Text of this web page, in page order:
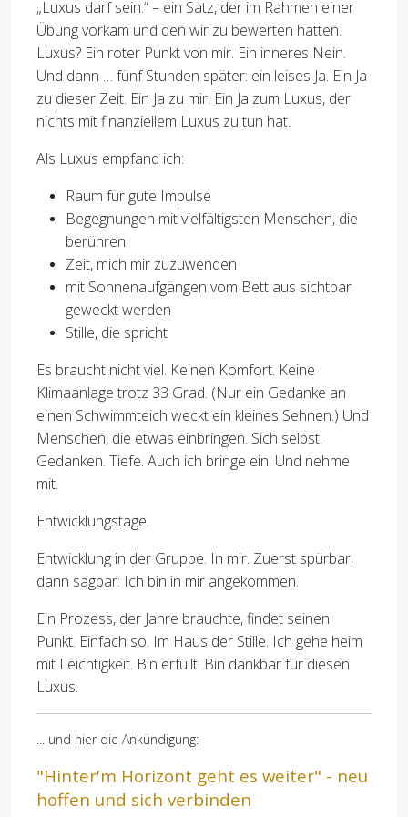
„Luxus darf sein.“ – ein Satz, der im Rahmen einer
Übung vorkam und den wir zu bewerten hatten.
Luxus? Ein roter Punkt von mir. Ein inneres Nein.
Und dann … fünf Stunden später: ein leises Ja. Ein Ja
zu dieser Zeit. Ein Ja zu mir. Ein Ja zum Luxus, der
nichts mit finanziellem Luxus zu tun hat.
Als Luxus empfand ich:
Raum für gute Impulse
Begegnungen mit vielfältigsten Menschen, die
berühren
Zeit, mich mir zuzuwenden
mit Sonnenaufgängen vom Bett aus sichtbar
geweckt werden
Stille, die spricht
Es braucht nicht viel. Keinen Komfort. Keine
Klimaanlage trotz 33 Grad. (Nur ein Gedanke an
einen Schwimmteich weckt ein kleines Sehnen.) Und
Menschen, die etwas einbringen. Sich selbst.
Gedanken. Tiefe. Auch ich bringe ein. Und nehme
mit.
Entwicklungstage.
Entwicklung in der Gruppe. In mir. Zuerst spürbar,
dann sagbar: Ich bin in mir angekommen.
Ein Prozess, der Jahre brauchte, findet seinen
Punkt. Einfach so. Im Haus der Stille. Ich gehe heim
mit Leichtigkeit. Bin erfüllt. Bin dankbar für diesen
Luxus.
... und hier die Ankündigung:
"Hinter'm Horizont geht es weiter" - neu
hoffen und sich verbinden